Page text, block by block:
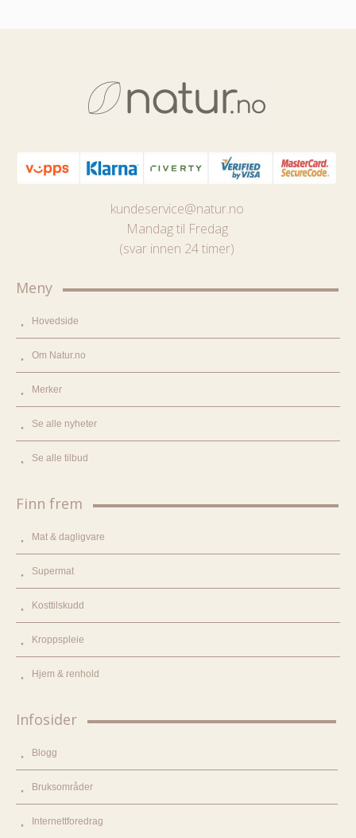
kundeservice@natur.no
Mandag til Fredag
(svar innen 24 timer)
Meny
Hovedside
Om Natur.no
Merker
Se alle nyheter
Se alle tilbud
Finn frem
Mat & dagligvare
Supermat
Kosttilskudd
Kroppspleie
Hjem & renhold
Infosider
Blogg
Bruksområder
Internettforedrag